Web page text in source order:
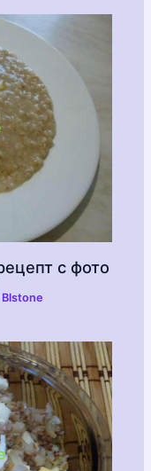
с фото
Blstone